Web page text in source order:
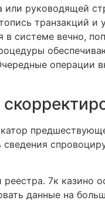
или руководящей
транзакций и
системе вечно,
операции
7к казино
данные на